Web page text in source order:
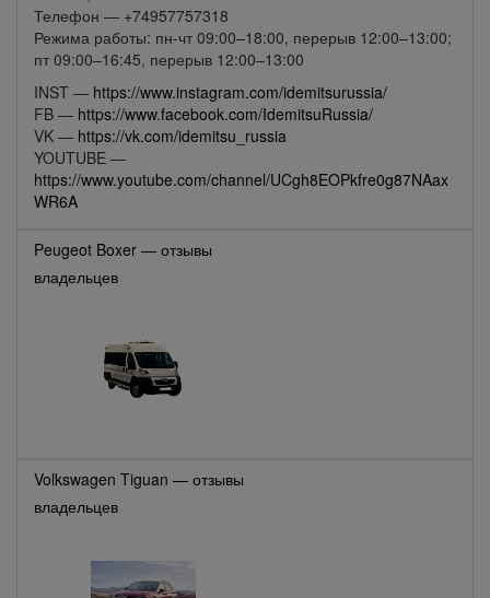
Телефон — +74957757318
Режима работы: пн-чт 09:00–18:00, перерыв 12:00–13:00;
пт 09:00–16:45, перерыв 12:00–13:00
INST — https://www.instagram.com/idemitsurussia/
FB — https://www.facebook.com/IdemitsuRussia/
VK — https://vk.com/idemitsu_russia
YOUTUBE —
https://www.youtube.com/channel/UCgh8EOPkfre0g87NAax
WR6A
Peugeot Boxer — отзывы
владельцев
Volkswagen Tiguan — отзывы
владельцев